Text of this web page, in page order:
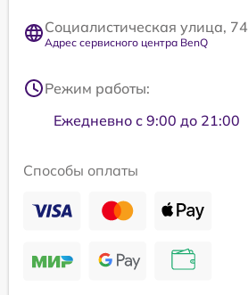
Социалистическая улица, 74
Адрес сервисного центра BenQ
Режим работы:
Ежедневно с 9:00 до 21:00
Способы оплаты